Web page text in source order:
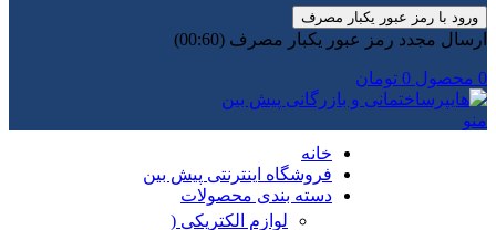
ورود با رمز عبور یکبار مصرف
ارسال مجدد رمز عبور یکبار مصرف (00:
60
)
0 محصول 0 تومان
منو
خانه
فروشگاه اینترنتی پیش بین
دسته بندی محصولات
لوازم الکتریکی (